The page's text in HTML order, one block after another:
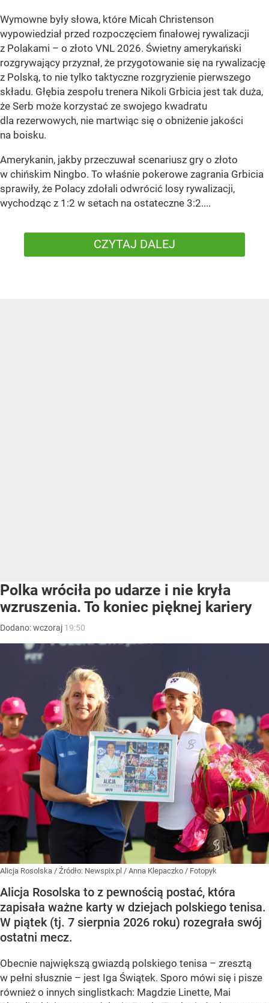
Wymowne były słowa, które Micah Christenson
wypowiedział przed rozpoczęciem finałowej rywalizacji
z Polakami – o złoto VNL 2026. Świetny amerykański
rozgrywający przyznał, że przygotowanie się na rywalizację
z Polską, to nie tylko taktyczne rozgryzienie pierwszego
składu. Głębia zespołu trenera Nikoli Grbicia jest tak duża,
że Serb może korzystać ze swojego kwadratu
dla rezerwowych, nie martwiąc się o obniżenie jakości
na boisku.
Amerykanin, jakby przeczuwał scenariusz gry o złoto
w chińskim Ningbo. To właśnie pokerowe zagrania Grbicia
sprawiły, że Polacy zdołali odwrócić losy rywalizacji,
wychodząc z 1:2 w setach na ostateczne 3:2....
CZYTAJ DALEJ
Polka wróciła po udarze i nie kryła
wzruszenia. To koniec pięknej kariery
Dodano:wczoraj 19:50
Alicja Rosolska / Źródło: Newspix.pl / Anna Klepaczko / Fotopyk
Alicja Rosolska to z pewnością postać, która
zapisała ważne karty w dziejach polskiego tenisa.
W piątek (tj. 7 sierpnia 2026 roku) rozegrała swój
ostatni mecz.
Obecnie największą gwiazdą polskiego tenisa – zresztą
w pełni słusznie – jest Iga Świątek. Sporo mówi się i pisze
również o innych singlistkach: Magdzie Linette, Mai